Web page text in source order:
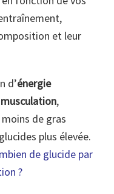
et leur
d’énergie
,
de gras
plus élevée.
de glucide par
?